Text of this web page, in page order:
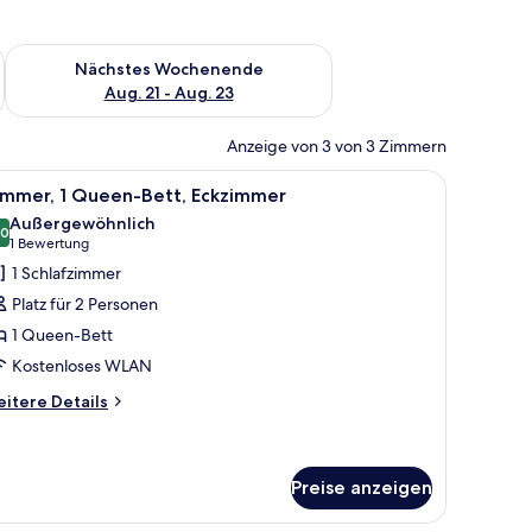
Aug. 14 - Aug. 16.
Nächstes Wochenende
Aug. 21 - Aug. 23
Überprüfe die Verfügbarkeit für nächstes Wochenende, Aug.
Anzeige von 3 von 3 Zimmern
dem Nachttisch.
Nachttische und Wandleuchten.Ein Hotelzimmer mit einem großen Bett,
2 1 Queen-Bett, Eckzimmer
von 10
Außergewöhnlich
1 Bewertung
(1
Bewertung)
1 Schlafzimmer
Platz für 2 Personen
1 Queen-Bett
Kostenloses WLAN
Details
Preise anzeigen